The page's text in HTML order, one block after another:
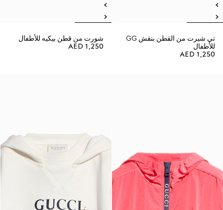
تي شيرت من القطن بنقش GG
للأطفال
AED 1,250
شورت من قطن بيكيه للأطفال
AED 1,250